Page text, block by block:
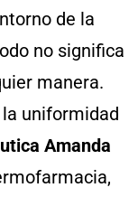
de la
no significa
manera.
uniformidad
Amanda